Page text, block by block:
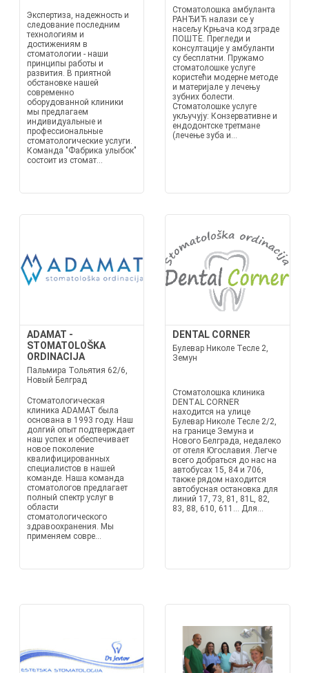
Экспертиза, надежность и
следование последним
технологиям и
достижениям в
стоматологии - наши
принципы работы и
развития. В приятной
обстановке нашей
современно
оборудованной клиники
мы предлагаем
индивидуальные и
профессиональные
стоматологические услуги.
Команда "Фабрика улыбок"
состоит из стомат...
Стоматолошка амбуланта
РАНЂИЋ налази се у
насељу Крњача код зграде
ПОШТЕ. Прегледи и
консултације у амбуланти
су бесплатни. Пружамо
стоматолошке услуге
користећи модерне методе
и материјале у лечењу
зубних болести.
Стоматолошке услуге
укључују: Конзервативне и
ендодонтске третмане
(лечење зуба и...
ADAMAT -
STOMATOLOŠKA
ORDINACIJA
Пальмира Тольятия 62/6,
Новый Белград
Стоматологическая
клиника ADAMAT была
основана в 1993 году. Наш
долгий опыт подтверждает
наш успех и обеспечивает
новое поколение
квалифицированных
специалистов в нашей
команде. Наша команда
стоматологов предлагает
полный спектр услуг в
области
стоматологического
здравоохранения. Мы
применяем совре...
DENTAL CORNER
Булевар Николе Тесле 2,
Земун
Стоматолошка клиника
DENTAL CORNER
находится на улице
Булевар Николе Тесле 2/2,
на границе Земуна и
Нового Белграда, недалеко
от отеля Югославия. Легче
всего добраться до нас на
автобусах 15, 84 и 706,
также рядом находится
автобусная остановка для
линий 17, 73, 81, 81L, 82,
83, 88, 610, 611... Для...